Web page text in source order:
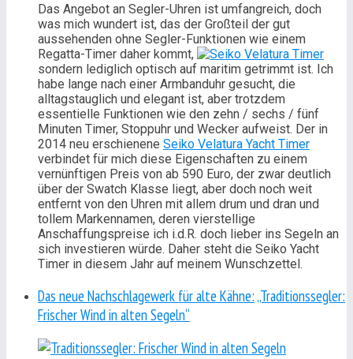
Das Angebot an Segler-Uhren ist umfangreich, doch
was mich wundert ist, das der Großteil der gut
aussehenden ohne Segler-Funktionen wie einem
Regatta-Timer daher kommt,
sondern lediglich optisch auf maritim getrimmt ist. Ich
habe lange nach einer Armbanduhr gesucht, die
alltagstauglich und elegant ist, aber trotzdem
essentielle Funktionen wie den zehn / sechs / fünf
Minuten Timer, Stoppuhr und Wecker aufweist. Der in
2014 neu erschienene Seiko Velatura Yacht Timer
verbindet für mich diese Eigenschaften zu einem
vernünftigen Preis von ab 590 Euro, der zwar deutlich
über der Swatch Klasse liegt, aber doch noch weit
entfernt von den Uhren mit allem drum und dran und
tollem Markennamen, deren vierstellige
Anschaffungspreise ich i.d.R. doch lieber ins Segeln an
sich investieren würde. Daher steht die Seiko Yacht
Timer in diesem Jahr auf meinem Wunschzettel.
Das neue Nachschlagewerk für alte Kähne:„Traditionssegler:
Frischer Wind in alten Segeln“